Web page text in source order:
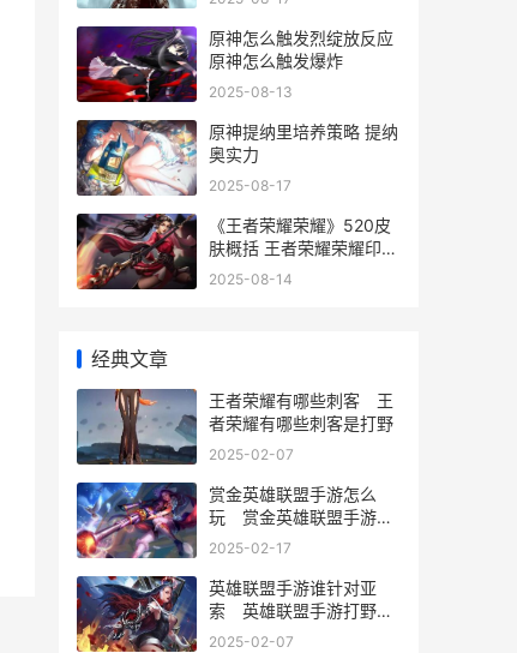
原神怎么触发烈绽放反应
原神怎么触发爆炸
2025-08-13
原神提纳里培养策略 提纳
奥实力
2025-08-17
《王者荣耀荣耀》520皮
肤概括 王者荣耀荣耀印记
多少星
2025-08-14
经典文章
王者荣耀有哪些刺客 王
者荣耀有哪些刺客是打野
2025-02-07
赏金英雄联盟手游怎么
玩 赏金英雄联盟手游怎
么玩的
2025-02-17
英雄联盟手游谁针对亚
索 英雄联盟手游打野亚
索
2025-02-07